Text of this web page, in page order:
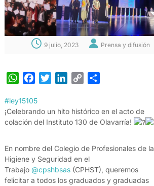
9 julio, 2023 Prensa y difusión
W
a
t
s
p
p
c
e
b
o
k
t
t
r
k
e
I
n
y
L
n
k
r
e
#ley15105
¡Celebrando un hito histórico en el acto de
colación del Instituto 130 de Olavarría!
En nombre del Colegio de Profesionales de la
Higiene y Seguridad en el
Trabajo @cpshbsas(CPHST), queremos
felicitar a todos los graduados y graduadas